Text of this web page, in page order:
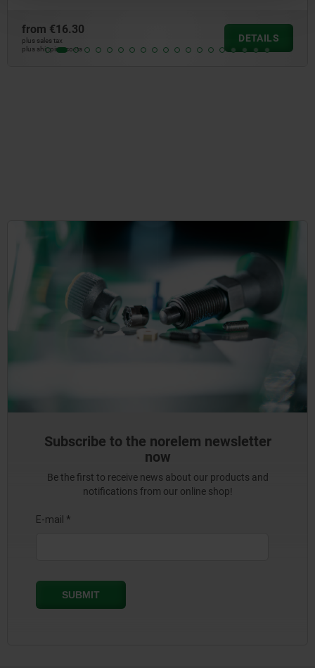
DETAILS
plus shipping costs
Subscribe to the norelem newsletter
now
Be the first to receive news about our products and
notifications from our online shop!